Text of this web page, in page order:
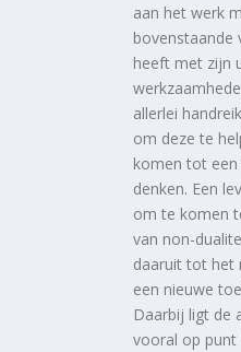
aan het werk
bovenstaande
heeft met zijn
allerlei
om deze te
komen tot een
denken. Een
om te komen
van non-
daaruit tot het
een nieuwe
Daarbij ligt de
vooral op